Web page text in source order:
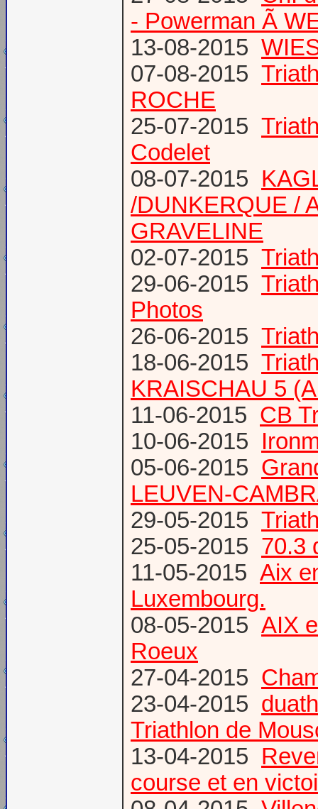
- Powerman Ã
13-08-2015
07-08-2015
ROCHE
25-07-2015
Codelet
08-07-2015
/DUNKERQUE /
GRAVELINE
02-07-2015
29-06-2015
Photos
26-06-2015
18-06-2015
KRAISCHAU 5
11-06-2015 CB
10-06-2015
05-06-2015
LEUVEN-
29-05-2015
25-05-2015 70.3
11-05-2015 Aix
Luxembourg.
08-05-2015 AIX
Roeux
27-04-2015
23-04-2015
Triathlon de
13-04-2015
course et en